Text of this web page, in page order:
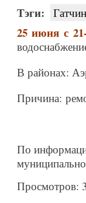
Тэги:
25 июня с
В районах:
Причина:
По
Просмотров: